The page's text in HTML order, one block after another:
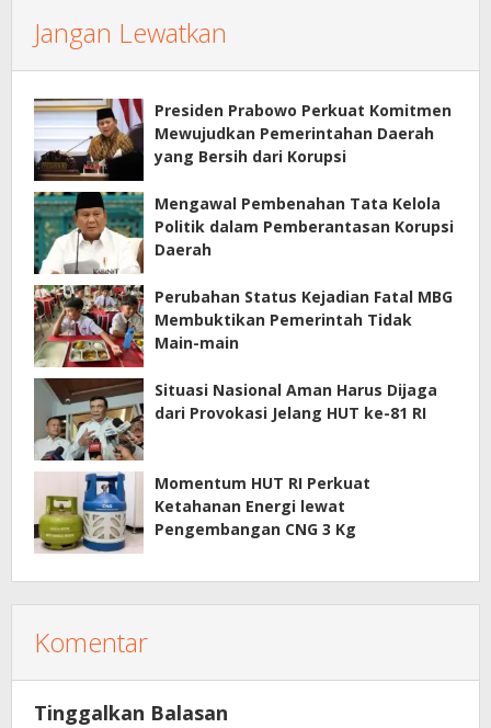
Jangan Lewatkan
Presiden Prabowo Perkuat Komitmen
Mewujudkan Pemerintahan Daerah
yang Bersih dari Korupsi
Mengawal Pembenahan Tata Kelola
Politik dalam Pemberantasan Korupsi
Daerah
Perubahan Status Kejadian Fatal MBG
Membuktikan Pemerintah Tidak
Main-main
Situasi Nasional Aman Harus Dijaga
dari Provokasi Jelang HUT ke-81 RI
Momentum HUT RI Perkuat
Ketahanan Energi lewat
Pengembangan CNG 3 Kg
Komentar
Tinggalkan Balasan